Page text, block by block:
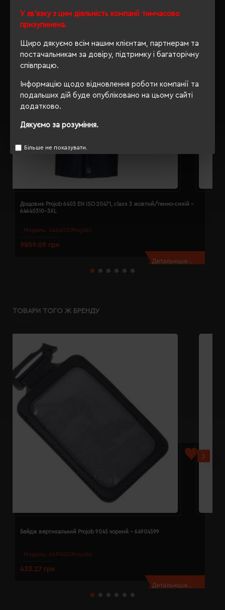
У зв'язку з цим діяльність компанії тимчасово
призупинена.
Щиро дякуємо всім нашим клієнтам, партнерам та
постачальникам за довіру, підтримку і багаторічну
співпрацю.
Інформацію щодо відновлення роботи компанії та
подальших дій буде опубліковано на цьому сайті
додатково.
Дякуємо за розуміння.
Більше не показувати.
Модель: 646403(Projob)
Дощовик Projob 6403 EN ISO 20471, class 3 жовтий/темно-синій -
64640310-3XL
9859.09 грн
Детальніше...
ТОВАРИ ТОГО Ж БРЕНДУ
Модель: 649045(Projob)
Бейдж вертикальний Projob 9045 чорний - 64904599
433.27 грн
Детальніше...